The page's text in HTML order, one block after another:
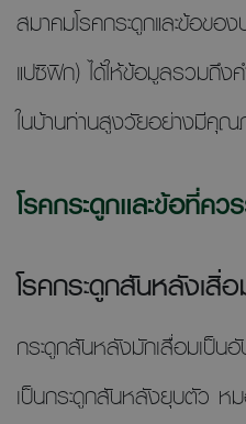
สมาคมโรคกระดูกและข้อของ
แปซิฟิก) ได้ให้ข้อมูลรวมถึง
ในบ้านท่านสูงวัยอย่างมีคุณ
โรคกระดูกและข้อที่คว
โรคกระดูกสันหลังเสื่
กระดูกสันหลังมักเสื่อมเป็น
เป็นกระดูกสันหลังยุบตัว ห